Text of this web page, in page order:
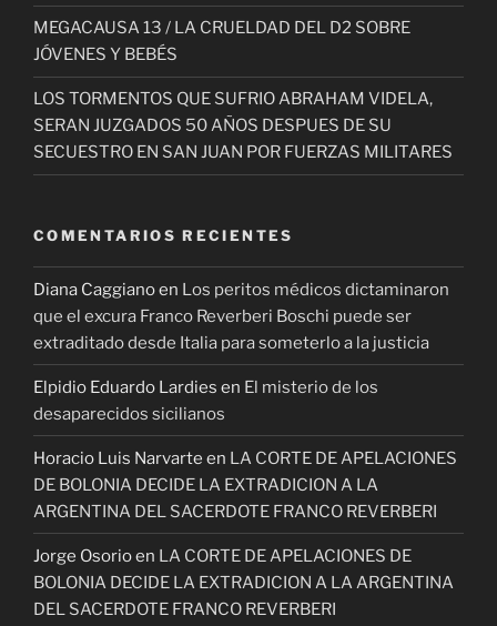
MEGACAUSA 13 / LA CRUELDAD DEL D2 SOBRE
JÓVENES Y BEBÉS
LOS TORMENTOS QUE SUFRIO ABRAHAM VIDELA,
SERAN JUZGADOS 50 AÑOS DESPUES DE SU
SECUESTRO EN SAN JUAN POR FUERZAS MILITARES
COMENTARIOS RECIENTES
Diana Caggianoen Los peritos médicos dictaminaron
que el excura Franco Reverberi Boschi puede ser
extraditado desde Italia para someterlo a la justicia
Elpidio Eduardo Lardies en El misterio de los
desaparecidos sicilianos
Horacio Luis Narvarte en LA CORTE DE APELACIONES
DE BOLONIA DECIDE LA EXTRADICION A LA
ARGENTINA DEL SACERDOTE FRANCO REVERBERI
Jorge Osorioen LA CORTE DE APELACIONES DE
BOLONIA DECIDE LA EXTRADICION A LA ARGENTINA
DEL SACERDOTE FRANCO REVERBERI